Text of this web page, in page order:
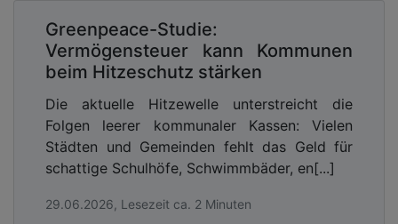
Greenpeace-Studie:
Vermögensteuer kann Kommunen
beim Hitzeschutz stärken
Die aktuelle Hitzewelle unterstreicht die
Folgen leerer kommunaler Kassen: Vielen
Städten und Gemeinden fehlt das Geld für
schattige Schulhöfe, Schwimmbäder, en[...]
29.06.2026, Lesezeit ca. 2 Minuten